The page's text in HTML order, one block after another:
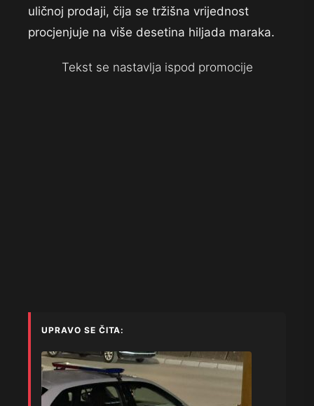
uličnoj prodaji, čija se tržišna vrijednost
procjenjuje na više desetina hiljada maraka.
Tekst se nastavlja ispod promocije
UPRAVO SE ČITA: